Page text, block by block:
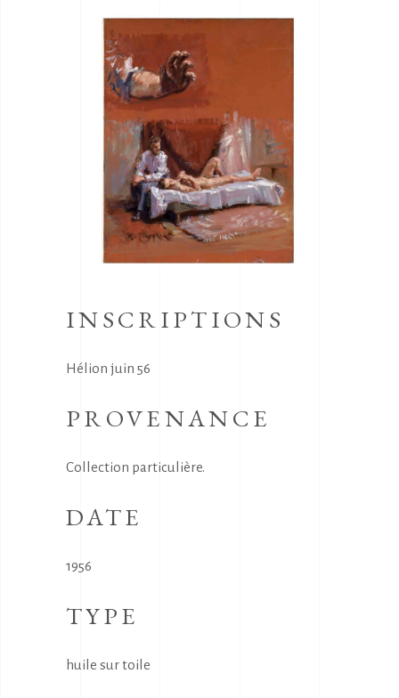
INSCRIPTIONS
Hélion juin 56
PROVENANCE
Collection particulière.
DATE
1956
TYPE
huile sur toile